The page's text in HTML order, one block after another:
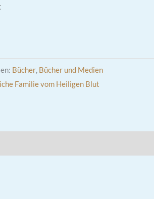
Bücher, Bücher und Medien
Familie vom Heiligen Blut